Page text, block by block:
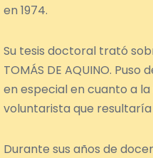
en 1974.
Su tesis doctoral trató
TOMÁS DE AQUINO.
en especial en cuanto a
voluntarista que resultaría
Durante sus años de